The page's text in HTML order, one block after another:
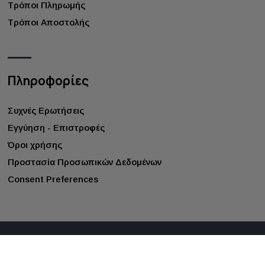
Τρόποι Πληρωμής
Τρόποι Αποστολής
Πληροφορίες
Συχνές Ερωτήσεις
Εγγύηση - Επιστροφές
Όροι χρήσης
Προστασία Προσωπικών Δεδομένων
Consent Preferences